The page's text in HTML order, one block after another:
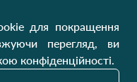
для покращення
перегляд, ви
конфіденційності.